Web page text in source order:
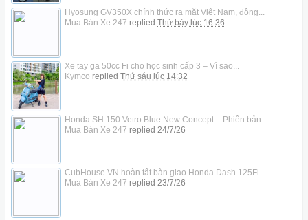
Hyosung GV350X chính thức ra mắt Việt Nam, động...
Mua Bán Xe 247 replied Thứ bảy lúc 16:36
Xe tay ga 50cc Fi cho học sinh cấp 3 – Vì sao...
Kymco replied Thứ sáu lúc 14:32
Honda SH 150 Vetro Blue New Concept – Phiên bản...
Mua Bán Xe 247 replied 24/7/26
CubHouse VN hoàn tất bàn giao Honda Dash 125Fi...
Mua Bán Xe 247 replied 23/7/26